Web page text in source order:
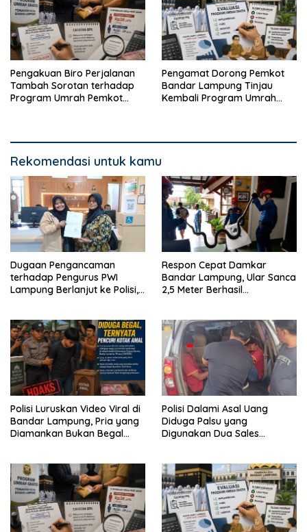
Pengakuan Biro Perjalanan
Tambah Sorotan terhadap
Program Umrah Pemkot
Pengamat Dorong Pemkot
Bandar Lampung Tinjau
Kembali Program Umrah
Rekomendasi untuk kamu
Dugaan Pengancaman
terhadap Pengurus PWI
Lampung Berlanjut ke Polisi,
Respon Cepat Damkar
Bandar Lampung, Ular Sanca
2,5 Meter Berhasil
Polisi Luruskan Video Viral di
Bandar Lampung, Pria yang
Diamankan Bukan Begal
Polisi Dalami Asal Uang
Diduga Palsu yang
Digunakan Dua Sales